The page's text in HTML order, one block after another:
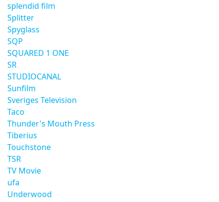
splendid film
Splitter
Spyglass
SQP
SQUARED 1 ONE
SR
STUDIOCANAL
Sunfilm
Sveriges Television
Taco
Thunder's Mouth Press
Tiberius
Touchstone
TSR
TV Movie
ufa
Underwood